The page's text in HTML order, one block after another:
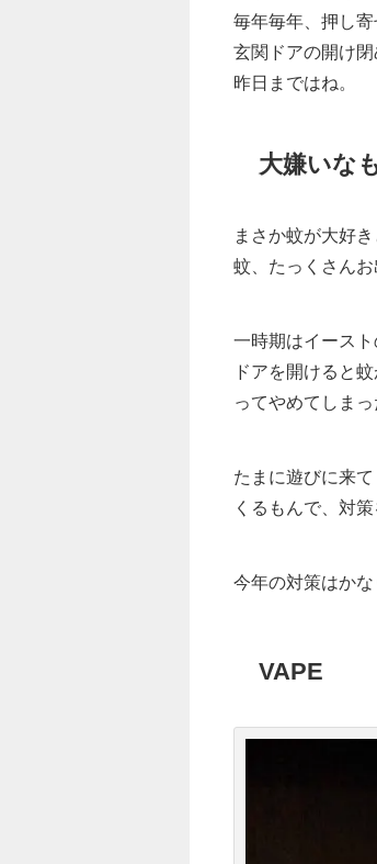
毎年毎年、押し寄
玄関ドアの開け閉
昨日まではね。
大嫌いな
まさか蚊が大好
蚊、たっくさんお
一時期はイース
ドアを開けると
ってやめてしまっ
たまに遊びに来
くるもんで、対策
今年の対策はか
VAPE